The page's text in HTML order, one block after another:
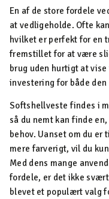
En af de store fordele
at vedligeholde. Ofte
hvilket er perfekt for en
fremstillet for at være
brug uden hurtigt at
investering for både
Softshellveste findes i
så du nemt kan finde
behov. Uanset om du
mere farverigt, vil du
Med dens mange
fordele, er det ikke
blevet et populært valg